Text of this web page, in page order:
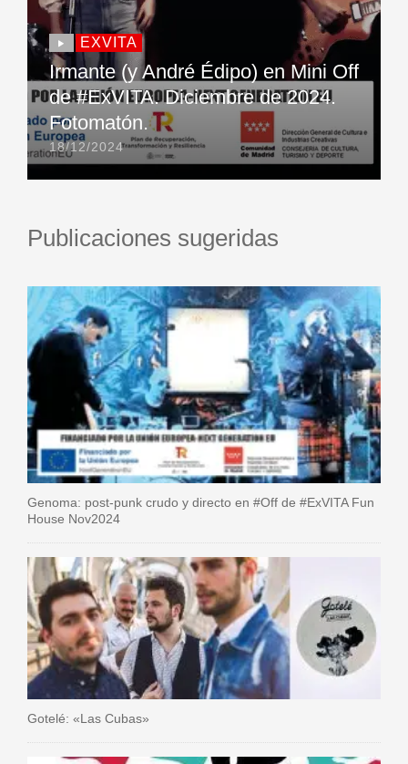
EXVITA
Irmante (y André Édipo) en Mini Off
de #ExVITA. Diciembre de 2024.
Fotomatón.
18/12/2024
Publicaciones sugeridas
Genoma: post-punk crudo y directo en #Off de #ExVITA Fun
House Nov2024
Gotelé: «Las Cubas»